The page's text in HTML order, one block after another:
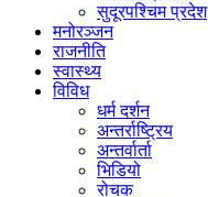
सुदूरपश्चिम प्रदेश
मनोरञ्जन
राजनीति
स्वास्थ्य
विविध
धर्म दर्शन
अन्तर्राष्ट्रिय
अन्तर्वार्ता
भिडियो
रोचक